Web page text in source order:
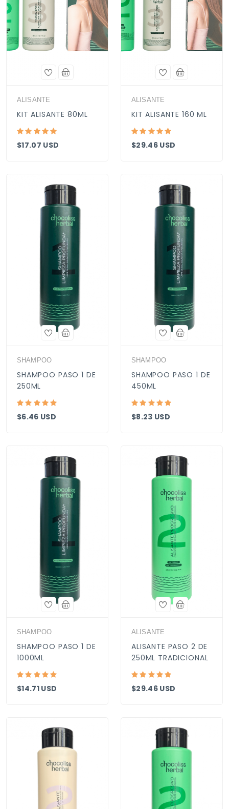
ALISANTE
KIT ALISANTE 80ML
$17.07 USD
ALISANTE
KIT ALISANTE 160 ML
$29.46 USD
SHAMPOO
SHAMPOO PASO 1 DE
250ML
$6.46 USD
SHAMPOO
SHAMPOO PASO 1 DE
450ML
$8.23 USD
SHAMPOO
SHAMPOO PASO 1 DE
1000ML
$14.71 USD
ALISANTE
ALISANTE PASO 2 DE
250ML TRADICIONAL
$29.46 USD